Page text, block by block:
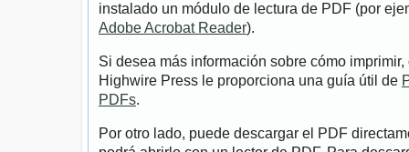
instalado un módulo de lectura de PDF (por
Adobe Acrobat Reader).
Si desea más información sobre cómo
Highwire Press le proporciona una guía útil de
PDFs.
Por otro lado, puede descargar el PDF